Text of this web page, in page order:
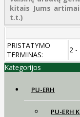
kitais Jums
t.t.)
PRISTATYMO
TERMINAS:
2 -
Kategorijos
PU-ERH
PU-ERH